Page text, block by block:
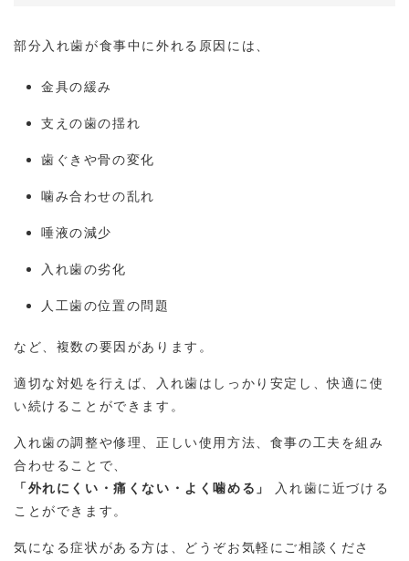
部分入れ歯が食事中に外れる原因には、
金具の緩み
支えの歯の揺れ
歯ぐきや骨の変化
噛み合わせの乱れ
唾液の減少
入れ歯の劣化
人工歯の位置の問題
など、複数の要因があります。
適切な対処を行えば、入れ歯はしっかり安定し、快適に使
い続けることができます。
入れ歯の調整や修理、正しい使用方法、食事の工夫を組み
合わせることで、
「外れにくい・痛くない・よく噛める」
入れ歯に近づける
ことができます。
気になる症状がある方は、どうぞお気軽にご相談くださ